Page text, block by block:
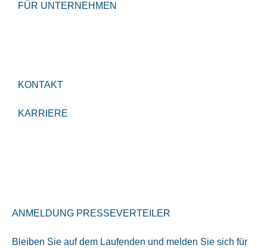
FÜR UNTERNEHMEN
KONTAKT
KARRIERE
ANMELDUNG PRESSEVERTEILER
Bleiben Sie auf dem Laufenden und melden Sie sich für